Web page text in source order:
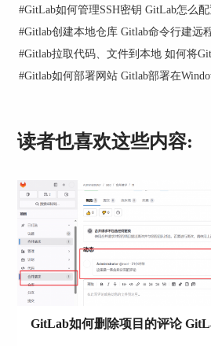
可通过telnet命令测试SMTP端
587）是否连接超时，如果连接
火墙规则是否对邮件发送端口
图2：SMTP配置
4、
检查账户状态
我们可以访问GitLab登录页面
查账户是否因异常操作（如多
时锁定。锁定后可能导致密码
根据提示解除锁定之后，重新
#GitLab如何管理SSH密钥 GitLab怎么
#Gitlab创建本地仓库 Gitlab命令行建远
#Gitlab拉取代码、文件到本地 如何将
#Gitlab如何部署网站 Gitlab部署在
读者也喜欢这些内容:
GitLab如何删除项目的评论